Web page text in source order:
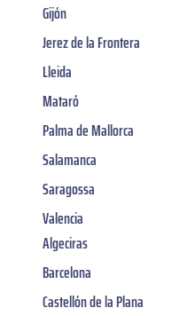
Gijón
Jerez de la Frontera
Lleida
Mataró
Palma de Mallorca
Salamanca
Saragossa
Valencia
Algeciras
Barcelona
Castellón de la Plana